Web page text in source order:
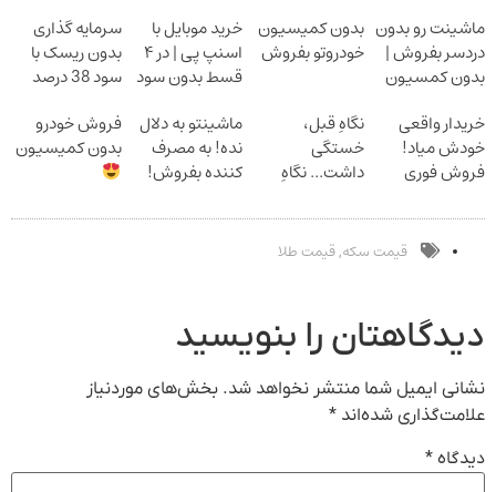
ماشینت رو بدون
دردسر بفروش |
بدون کمسیون
بدون کمیسیون
خودروتو بفروش
خرید موبایل با
اسنپ پی | در ۴
قسط بدون سود
سرمایه گذاری
بدون ریسک با
سود 38 درصد
خریدار واقعی
خودش میاد!
فروش فوری
مکانیک
نگاهِ قبل،
خستگی
داشت... نگاهِ
بلفا با 25%
تخفیف
ماشینتو به دلال
نده! به مصرف
کننده بفروش!
یک تماس
فروش خودرو
بدون کمیسیون
قیمت سکه,قیمت طلا
دیدگاهتان را بنویسید
نشانی ایمیل شما منتشر نخواهد شد. بخش‌های موردنیاز
علامت‌گذاری شده‌اند *
دیدگاه *